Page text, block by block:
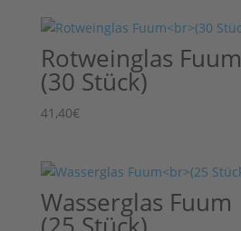
Rotweinglas Fuum
(30 Stück)
41,40€
Wasserglas Fuum